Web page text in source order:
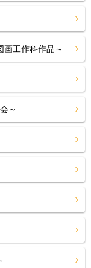
作科作品～
～